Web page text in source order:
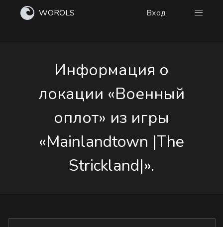
WOROLS Вход
Информация о
локации «Военный
оплот» из игры
«Mainlandtown |The
Strickland|».